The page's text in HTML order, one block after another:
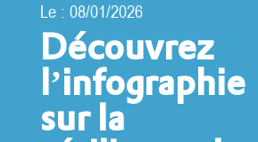
Découvrez
l’infographie
sur la
Le : 08/01/2026